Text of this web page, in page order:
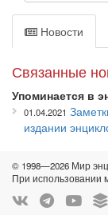
Новости
Связанные
Упоминается в
01.04.2021
издании
© 1998—2026 Мир
При использовании